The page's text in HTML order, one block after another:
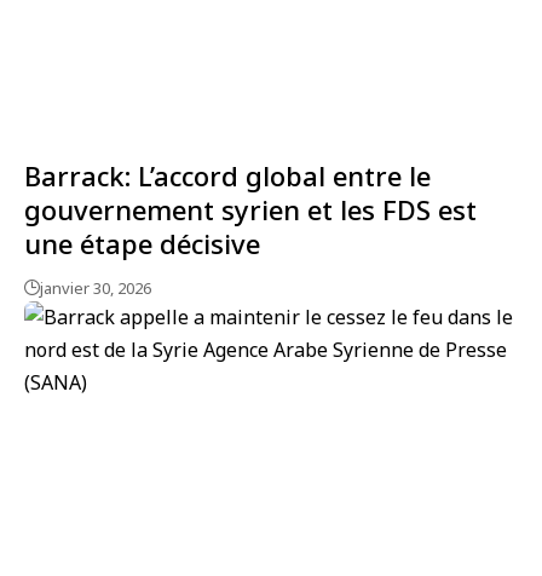
Barrack: L’accord global entre le
gouvernement syrien et les FDS est
une étape décisive
janvier 30, 2026